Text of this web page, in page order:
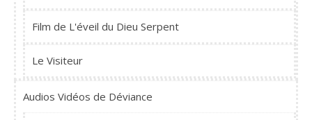
Film de L'éveil du Dieu Serpent
Le Visiteur
Audios Vidéos de Déviance